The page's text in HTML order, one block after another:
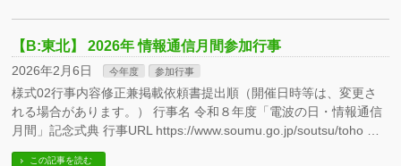
【B:東北】 2026年 情報通信月間参加行事
2026年2月6日 今年度 参加行事
様式02行事内容修正兼掲載依頼書提出順（開催日時等は、変更さ
れる場合があります。） 行事名 令和８年度「電波の日・情報通信
月間」記念式典 行事URL https://www.soumu.go.jp/soutsu/toho …
この記事を読む